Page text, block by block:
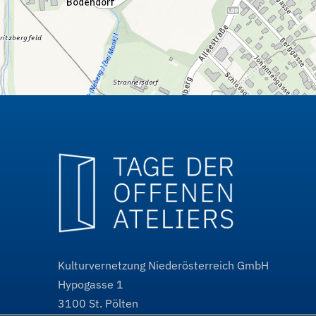
Kulturvernetzung Niederösterreich GmbH
Hypogasse 1
3100 St. Pölten